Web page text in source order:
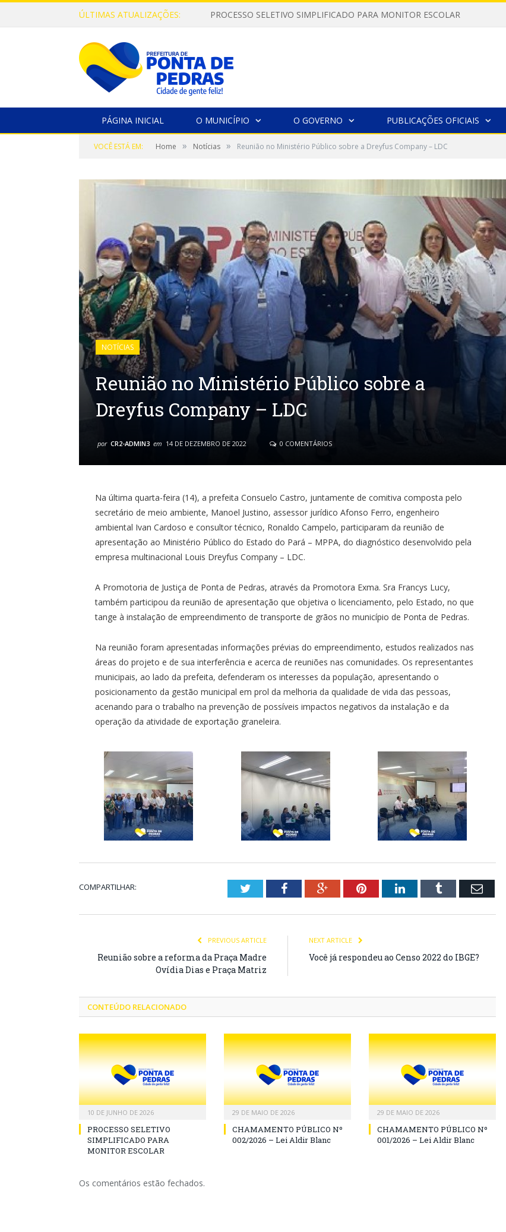
ÚLTIMAS ATUALIZAÇÕES: PROCESSO SELETIVO SIMPLIFICADO PARA MONITOR ESCOLAR
PÁGINA INICIAL O MUNICÍPIO O GOVERNO PUBLICAÇÕES OFICIAIS
VOCÊ ESTÁ EM: Home » Notícias » Reunião no Ministério Público sobre a Dreyfus Company – LDC
NOTÍCIAS
Reunião no Ministério Público sobre a
Dreyfus Company – LDC
por CR2-ADMIN3 em 14 DE DEZEMBRO DE 2022 0 COMENTÁRIOS
Na última quarta-feira (14), a prefeita Consuelo Castro, juntamente de comitiva composta pelo
secretário de meio ambiente, Manoel Justino, assessor jurídico Afonso Ferro, engenheiro
ambiental Ivan Cardoso e consultor técnico, Ronaldo Campelo, participaram da reunião de
apresentação ao Ministério Público do Estado do Pará – MPPA, do diagnóstico desenvolvido pela
empresa multinacional Louis Dreyfus Company – LDC.
A Promotoria de Justiça de Ponta de Pedras, através da Promotora Exma. Sra Francys Lucy,
também participou da reunião de apresentação que objetiva o licenciamento, pelo Estado, no que
tange à instalação de empreendimento de transporte de grãos no município de Ponta de Pedras.
Na reunião foram apresentadas informações prévias do empreendimento, estudos realizados nas
áreas do projeto e de sua interferência e acerca de reuniões nas comunidades. Os representantes
municipais, ao lado da prefeita, defenderam os interesses da população, apresentando o
posicionamento da gestão municipal em prol da melhoria da qualidade de vida das pessoas,
acenando para o trabalho na prevenção de possíveis impactos negativos da instalação e da
operação da atividade de exportação graneleira.
COMPARTILHAR: TwitterFacebookGoogle+PinterestLinkedInTumblr Email
PREVIOUS ARTICLE
Reunião sobre a reforma da Praça Madre
Ovídia Dias e Praça Matriz
NEXT ARTICLE
Você já respondeu ao Censo 2022 do IBGE?
CONTEÚDO RELACIONADO
10 DE JUNHO DE 2026
PROCESSO SELETIVO
SIMPLIFICADO PARA
MONITOR ESCOLAR
29 DE MAIO DE 2026
CHAMAMENTO PÚBLICO Nº
002/2026 – Lei Aldir Blanc
29 DE MAIO DE 2026
CHAMAMENTO PÚBLICO Nº
001/2026 – Lei Aldir Blanc
Os comentários estão fechados.